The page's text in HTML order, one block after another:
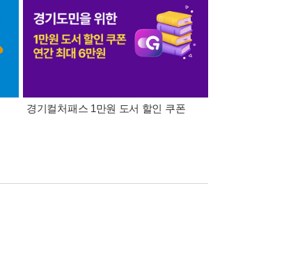
경기컬처패스 1만원 도서 할인 쿠폰